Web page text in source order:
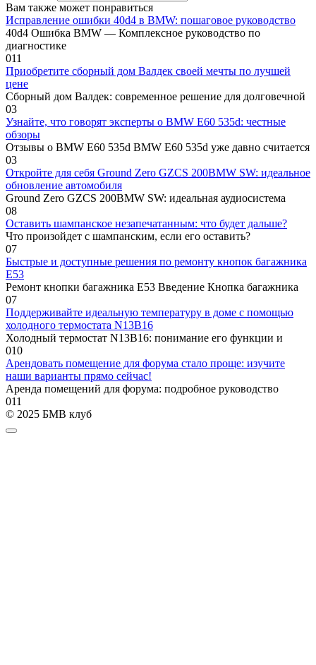
Вам также может понравиться
Исправление ошибки 40d4 в BMW: пошаговое руководство
40d4 Ошибка BMW — Комплексное руководство по
диагностике
011
Приобретите сборный дом Валдек своей мечты по лучшей
цене
Сборный дом Валдек: современное решение для долговечной
03
Узнайте, что говорят эксперты о BMW E60 535d: честные
обзоры
Отзывы о BMW E60 535d BMW E60 535d уже давно считается
03
Откройте для себя Ground Zero GZCS 200BMW SW: идеальное
обновление автомобиля
Ground Zero GZCS 200BMW SW: идеальная аудиосистема
08
Оставить шампанское незапечатанным: что будет дальше?
Что произойдет с шампанским, если его оставить?
07
Быстрые и доступные решения по ремонту кнопок багажника
E53
Ремонт кнопки багажника E53 Введение Кнопка багажника
07
Поддерживайте идеальную температуру в доме с помощью
холодного термостата N13B16
Холодный термостат N13B16: понимание его функции и
010
Арендовать помещение для форума стало проще: изучите
наши варианты прямо сейчас!
Аренда помещений для форума: подробное руководство
011
© 2025 БМВ клуб